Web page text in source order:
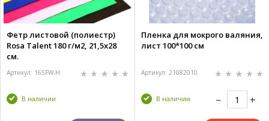
Фетр листовой (полиестр)
Rosa Talent 180 г/м2, 21,5х28
см.
Артикул: 165FW-H
В наличии
Пленка для мокрого валяния,
лист 100*100 см
Артикул: 21082010
В наличии